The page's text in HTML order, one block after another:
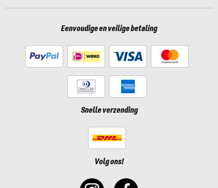
Eenvoudige en veilige betaling
Snelle verzending
Volg ons!